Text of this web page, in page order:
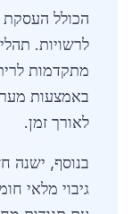
הכולל העסקת
לרשויות.
מתקדמות
לאורך זמן.
בנוסף, ישנה
גיבוי מלאי